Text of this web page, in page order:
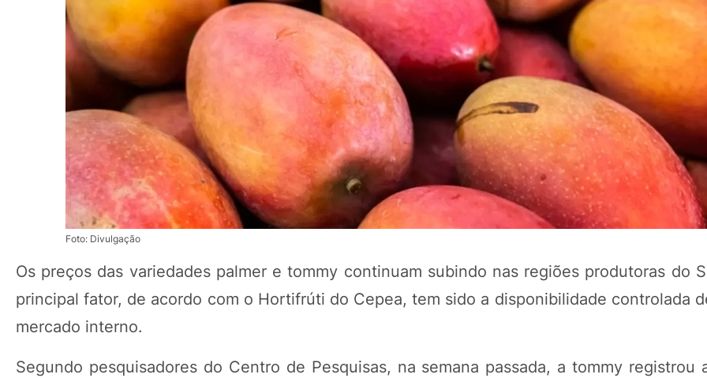
Foto: Divulgação
Os preços das variedades palmer e tommy continuam subindo nas regiões produtoras do
principal fator, de acordo com o Hortifrúti do Cepea, tem sido a disponibilidade controlada
mercado interno.
Segundo pesquisadores do Centro de Pesquisas, na semana passada, a tommy registrou
POTOSÍ